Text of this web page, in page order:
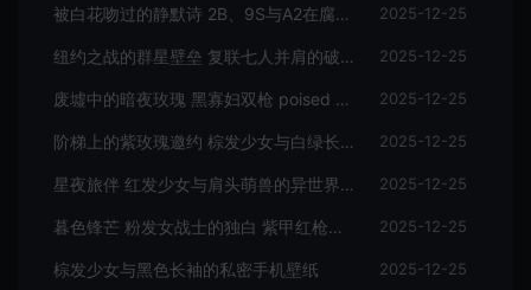
被白花吻过的静默诗 2B、9S与A2在腐坏钢琴上的手机壁纸 2025-12-25
纽约之战的群星壁垒 复联七人并肩的破晓手机壁纸 2025-12-25
废墟中的暗夜玫瑰 黑寡妇双枪 poised 的战损美学手机壁纸 2025-12-25
阶梯上的紫玫瑰邀约 棕发少女与白绿长裙手机壁纸 2025-12-25
星夜旅伴 红发少女与肩头萌兽的异世界手机壁纸 2025-12-25
暮色锋芒 粉发女战士的独白 紫甲红枪手机壁纸 2025-12-25
棕发少女与黑色长袖的私密手机壁纸 2025-12-25